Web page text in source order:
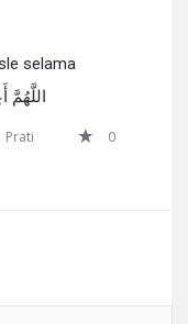
selama
Prati
0